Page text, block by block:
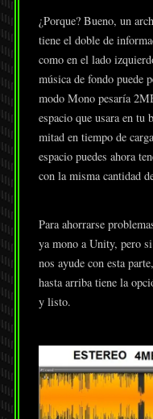
¿Porque? Bueno, un
tiene el doble de
como en el lado
música de fondo puede
modo Mono pesaría
espacio que usara en
mitad en tiempo de
espacio puedes ahora
con la misma cantidad
Para ahorrarse
ya mono a Unity, pero
nos ayude con esta
hasta arriba tiene la
y listo.